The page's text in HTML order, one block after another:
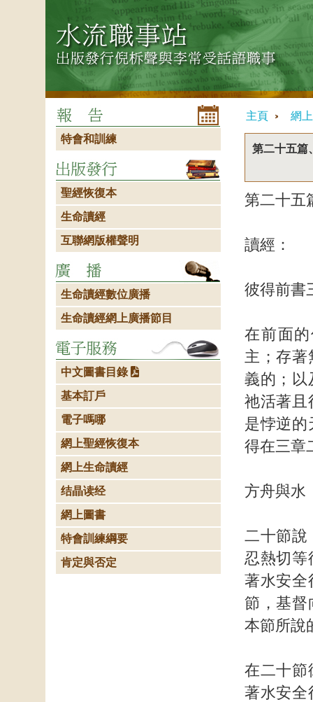
主頁 網
第二十五篇
第二十五
讀經：
彼得前書
在前面
主；存著
義的；以
祂活著且
是悖逆的
得在三章
方舟與水
二十節說
忍熱切等
著水安全
節，基
本節所說
在二十節
著水安全
特會和訓練
聖經恢復本
生命讀經
互聯網版權聲明
生命讀經數位廣播
生命讀經網上廣播節目
中文圖書目錄
基本訂戶
電子嗎哪
網上聖經恢復本
網上生命讀經
结晶读经
網上圖書
特會訓練綱要
肯定與否定